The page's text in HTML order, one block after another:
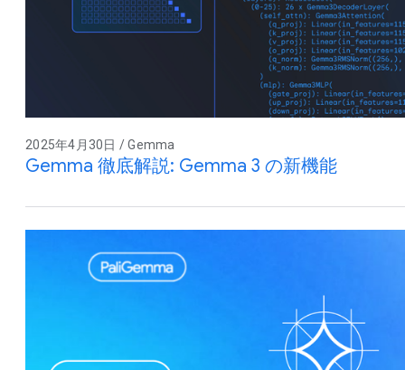
2025年4月30日 / Gemma
Gemma 徹底解説: Gemma 3 の新機能